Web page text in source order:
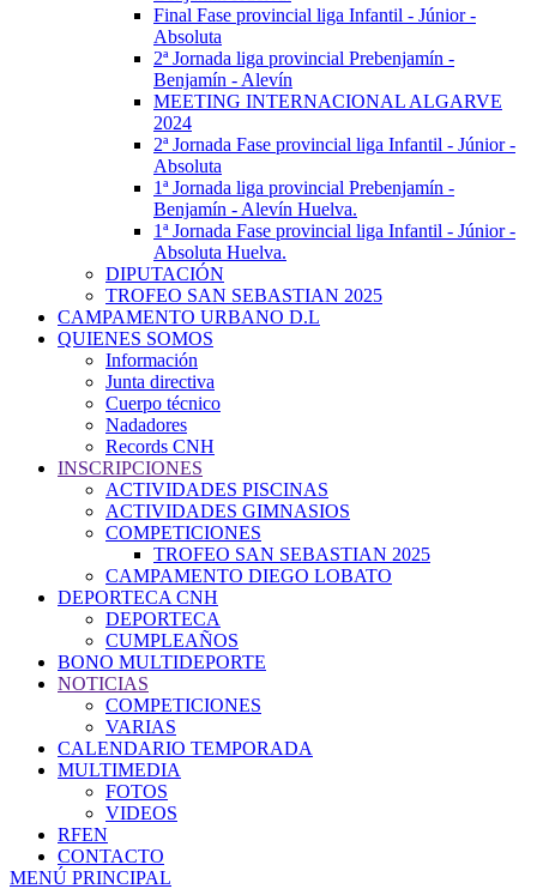
Final Fase provincial liga Infantil - Júnior -
Absoluta
2ª Jornada liga provincial Prebenjamín -
Benjamín - Alevín
MEETING INTERNACIONAL ALGARVE
2024
2ª Jornada Fase provincial liga Infantil - Júnior -
Absoluta
1ª Jornada liga provincial Prebenjamín -
Benjamín - Alevín Huelva.
1ª Jornada Fase provincial liga Infantil - Júnior -
Absoluta Huelva.
DIPUTACIÓN
TROFEO SAN SEBASTIAN 2025
CAMPAMENTO URBANO D.L
QUIENES SOMOS
Información
Junta directiva
Cuerpo técnico
Nadadores
Records CNH
INSCRIPCIONES
ACTIVIDADES PISCINAS
ACTIVIDADES GIMNASIOS
COMPETICIONES
TROFEO SAN SEBASTIAN 2025
CAMPAMENTO DIEGO LOBATO
DEPORTECA CNH
DEPORTECA
CUMPLEAÑOS
BONO MULTIDEPORTE
NOTICIAS
COMPETICIONES
VARIAS
CALENDARIO TEMPORADA
MULTIMEDIA
FOTOS
VIDEOS
RFEN
CONTACTO
MENÚ PRINCIPAL